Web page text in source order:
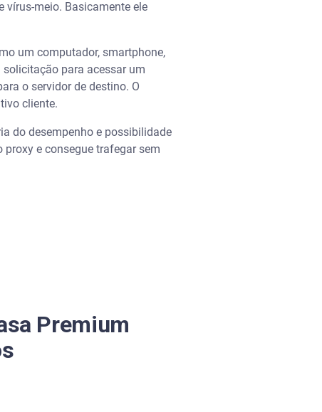
vírus-meio. Basicamente ele
um computador, smartphone,
para acessar um
o servidor de destino. O
cliente.
do desempenho e possibilidade
e consegue trafegar sem
Premium